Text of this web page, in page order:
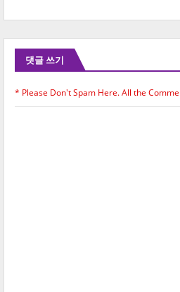
댓글 쓰기
* Please Don't Spam Here. All the